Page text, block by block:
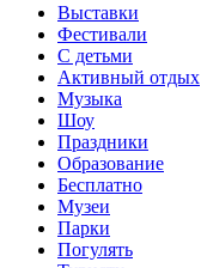
Выставки
Фестивали
С детьми
Активный отдых
Музыка
Шоу
Праздники
Образование
Бесплатно
Музеи
Парки
Погулять